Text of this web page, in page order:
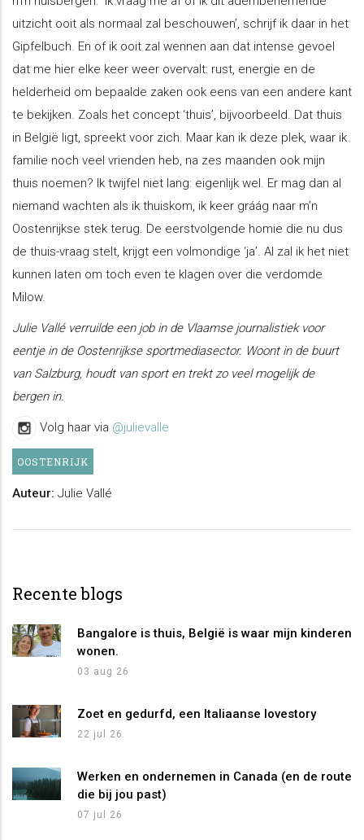
uitzicht ooit als normaal zal beschouwen’, schrijf ik daar in het
Gipfelbuch. En of ik ooit zal wennen aan dat intense gevoel
dat me hier elke keer weer overvalt: rust, energie en de
helderheid om bepaalde zaken ook eens van een andere kant
te bekijken. Zoals het concept ‘thuis’, bijvoorbeeld. Dat thuis
in België ligt, spreekt voor zich. Maar kan ik deze plek, waar ik
familie noch veel vrienden heb, na zes maanden ook mijn
thuis noemen? Ik twijfel niet lang: eigenlijk wel. Er mag dan al
niemand wachten als ik thuiskom, ik keer gráág naar m’n
Oostenrijkse stek terug. De eerstvolgende homie die nu dus
de thuis-vraag stelt, krijgt een volmondige ‘ja’. Al zal ik het niet
kunnen laten om toch even te klagen over die verdomde
Milow.
Julie Vallé verruilde een job in de Vlaamse journalistiek voor
eentje in de Oostenrijkse sportmediasector. Woont in de buurt
van Salzburg, houdt van sport en trekt zo veel mogelijk de
bergen in.
Volg haar via @julievalle
OOSTENRIJK
Auteur: Julie Vallé
Recente blogs
Bangalore is thuis, België is waar mijn kinderen
wonen.
03 aug 26
Zoet en gedurfd, een Italiaanse lovestory
22 jul 26
Werken en ondernemen in Canada (en de route
die bij jou past)
07 jul 26